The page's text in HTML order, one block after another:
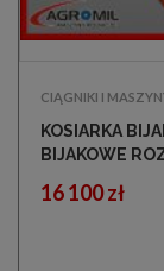
CIĄGNIKI I
KOSIARKA
BIJAKOWE
16 100 zł